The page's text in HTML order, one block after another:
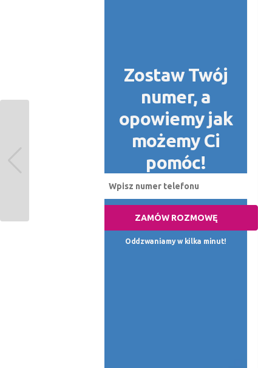
Zostaw Twój
numer, a
opowiemy jak
możemy Ci
pomóc!
ZAMÓW ROZMOWĘ
Oddzwaniamy w kilka minut!